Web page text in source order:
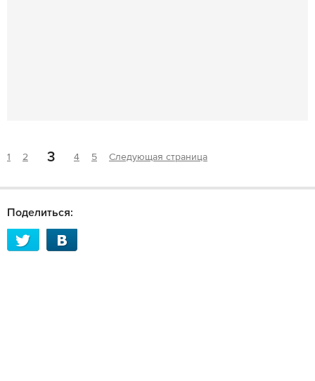
1 2 3 4 5 Следующая страница
Поделиться: